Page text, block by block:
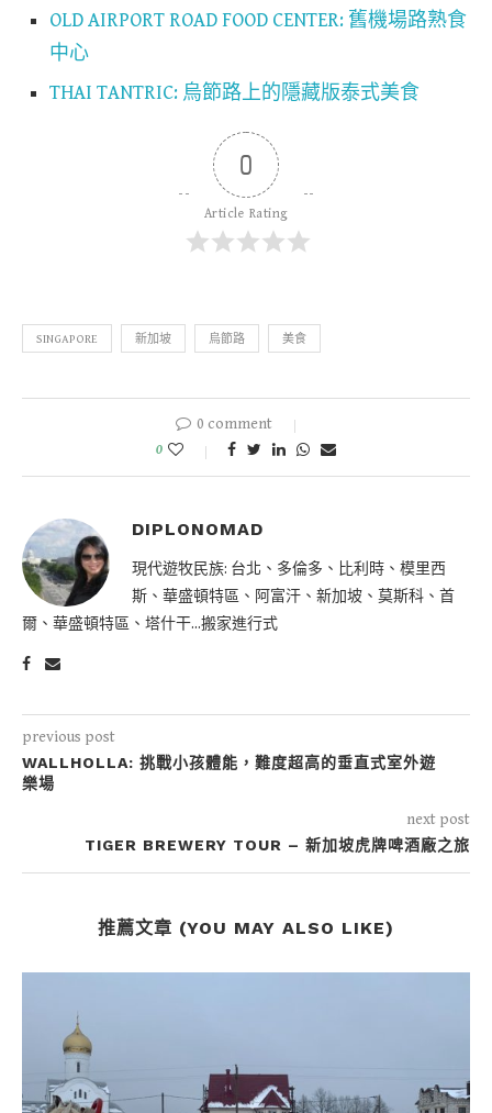
OLD AIRPORT ROAD FOOD CENTER: 舊機場路熟食
中心
THAI TANTRIC: 烏節路上的隱藏版泰式美食
0
Article Rating
SINGAPORE 新加坡 烏節路 美食
0 comment
0
DIPLONOMAD
現代遊牧民族: 台北、多倫多、比利時、模里西
斯、華盛頓特區、阿富汗、新加坡、莫斯科、首
爾、華盛頓特區、塔什干...搬家進行式
previous post
WALLHOLLA: 挑戰小孩體能，難度超高的垂直式室外遊
樂場
next post
TIGER BREWERY TOUR – 新加坡虎牌啤酒廠之旅
推薦文章 (YOU MAY ALSO LIKE)